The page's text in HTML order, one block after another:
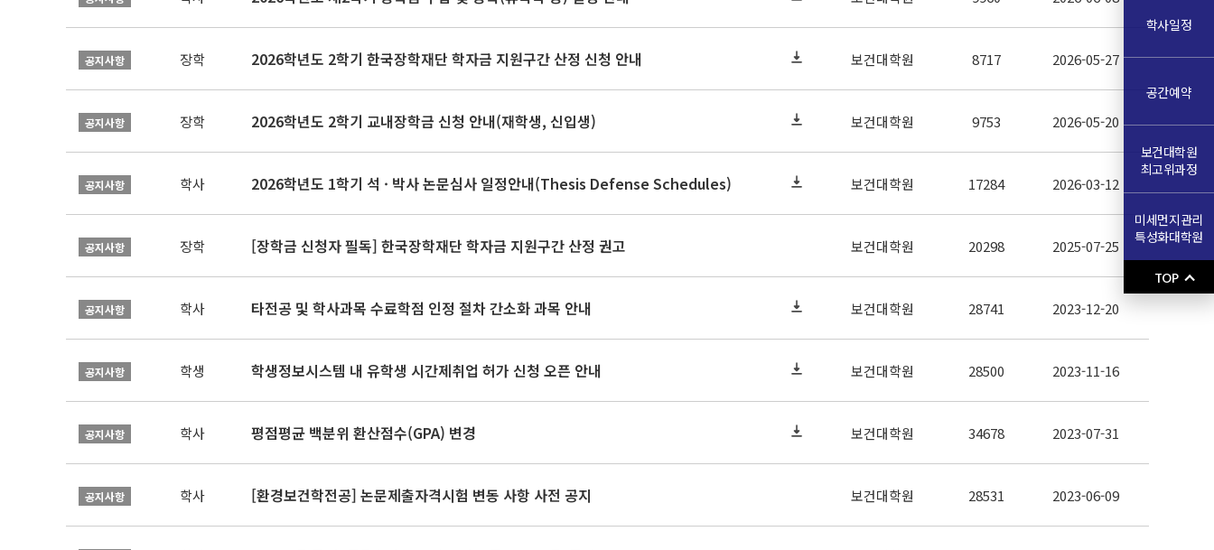
공지사항 장학 2026학년도 2학기 한국장학재단 학자금 지원구간 산정 신청 안내 보건대학원 8717 2026-05-27
공지사항 장학 2026학년도 2학기 교내장학금 신청 안내(재학생, 신입생) 보건대학원 9753 2026-05-20
공지사항 학사 2026학년도 1학기 석 · 박사 논문심사 일정안내(Thesis Defense Schedules) 보건대학원 17284 2026-03-12
공지사항 장학 [장학금 신청자 필독] 한국장학재단 학자금 지원구간 산정 권고 보건대학원 20298 2025-07-25
공지사항 학사 타전공 및 학사과목 수료학점 인정 절차 간소화 과목 안내 보건대학원 28741 2023-12-20
공지사항 학생 학생정보시스템 내 유학생 시간제취업 허가 신청 오픈 안내 보건대학원 28500 2023-11-16
공지사항 학사 평점평균 백분위 환산점수(GPA) 변경 보건대학원 34678 2023-07-31
공지사항 학사 [환경보건학전공] 논문제출자격시험 변동 사항 사전 공지 보건대학원 28531 2023-06-09
학사일정
공간예약
보건대학원
최고위과정
미세먼지관리
특성화대학원
TOP